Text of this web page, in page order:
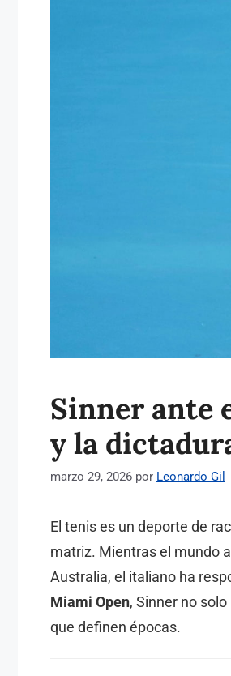
Sinner ante
y la
marzo 29, 2026 por Leonardo Gil
El tenis es un deporte de
matriz. Mientras el mundo
Australia, el italiano ha
Miami Open, Sinner no
que definen épocas.